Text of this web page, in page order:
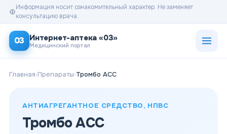
Информация носит ознакомительный характер. Не заменяет
консультацию врача.
03 Интернет-аптека «03»
Медицинский портал
Главная›Препараты›Тромбо АСС
АНТИАГРЕГАНТНОЕ СРЕДСТВО, НПВС
Тромбо АСС